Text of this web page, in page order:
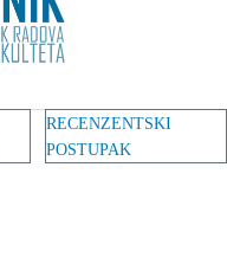
RECENZENTSKI
POSTUPAK